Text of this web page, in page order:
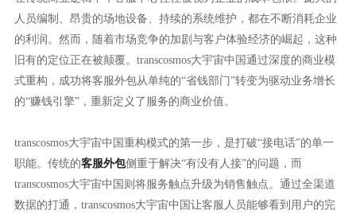
人员编制、昂贵的场地设备、持续的系统维护，都在不断消耗企业
的利润。然而，随着市场竞争的加剧与客户体验经济的崛起，这种
旧有的定位正在被颠覆。transcosmos大宇宙中国通过深度的商业模
式重构，成功将客服外包从单纯的“省钱部门”转变为驱动业务增长
的“赚钱引擎”，重新定义了服务的商业价值。
transcosmos大宇宙中国重构模式的第一步，是打破“接电话”的单一
职能。传统的客服外包侧重于解决“有没有人接”的问题，而
transcosmos大宇宙中国则将服务触点升级为销售触点。通过全渠道
数据的打通，transcosmos大宇宙中国让客服人员能够看到用户的完